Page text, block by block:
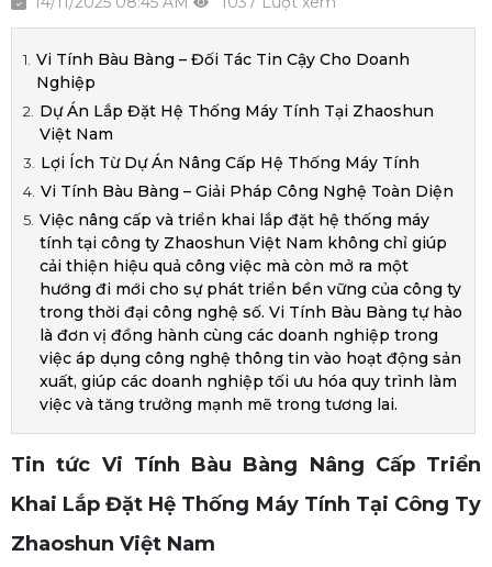
Vi Tính Bàu Bàng – Đối Tác Tin Cậy Cho Doanh
Nghiệp
Dự Án Lắp Đặt Hệ Thống Máy Tính Tại Zhaoshun
Việt Nam
Lợi Ích Từ Dự Án Nâng Cấp Hệ Thống Máy Tính
Vi Tính Bàu Bàng – Giải Pháp Công Nghệ Toàn Diện
Việc nâng cấp và triển khai lắp đặt hệ thống máy
tính tại công ty Zhaoshun Việt Nam không chỉ giúp
cải thiện hiệu quả công việc mà còn mở ra một
hướng đi mới cho sự phát triển bền vững của công ty
trong thời đại công nghệ số. Vi Tính Bàu Bàng tự hào
là đơn vị đồng hành cùng các doanh nghiệp trong
việc áp dụng công nghệ thông tin vào hoạt động sản
xuất, giúp các doanh nghiệp tối ưu hóa quy trình làm
việc và tăng trưởng mạnh mẽ trong tương lai.
Tin tức Vi Tính Bàu Bàng Nâng Cấp Triển
Khai Lắp Đặt Hệ Thống Máy Tính Tại Công Ty
Zhaoshun Việt Nam